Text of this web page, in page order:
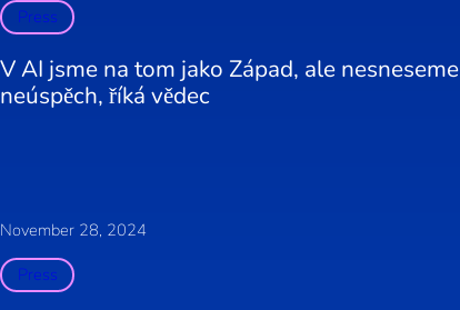
Press
V AI jsme na tom jako Západ, ale nesneseme
neúspěch, říká vědec
November 28, 2024
Press